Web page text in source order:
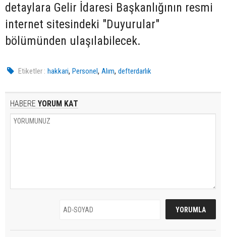
detaylara Gelir İdaresi Başkanlığının resmi
internet sitesindeki "Duyurular"
bölümünden ulaşılabilecek.
Etiketler : hakkari,Personel,Alım,defterdarlık
HABERE YORUM KAT